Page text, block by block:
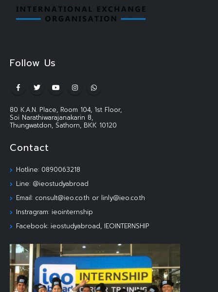
Follow Us
80 K.A.N. Place, Room 104, 1st Floor,
Soi Narathiwarajanakarin 8,
Thungwatdon, Sathorn, BKK 10120
Contact
Hotline: 0890063218
Line: @ieostudyabroad
Email: consult@ieo.co.th or linly@ieo.co.th
Instragram: ieointernship
Facebook: ieostudyabroad, IEOINTERNSHIP